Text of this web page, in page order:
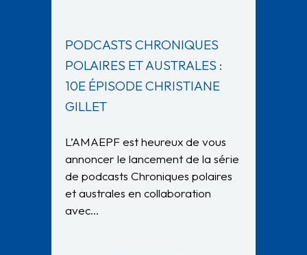
PODCASTS CHRONIQUES
POLAIRES ET AUSTRALES :
10E ÉPISODE CHRISTIANE
GILLET
L’AMAEPF est heureux de vous
annoncer le lancement de la série
de podcasts Chroniques polaires
et australes en collaboration
avec…